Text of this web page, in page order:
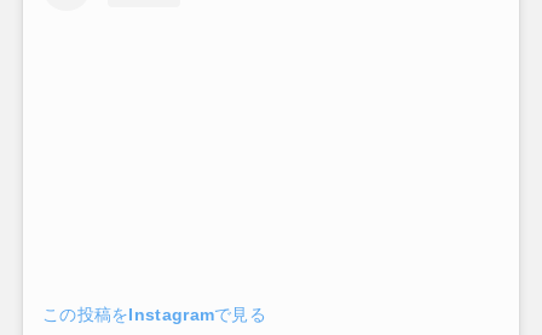
この投稿をInstagramで見る